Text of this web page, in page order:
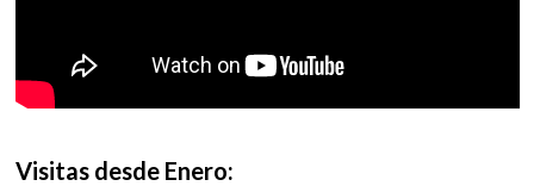
Visitas desde Enero: